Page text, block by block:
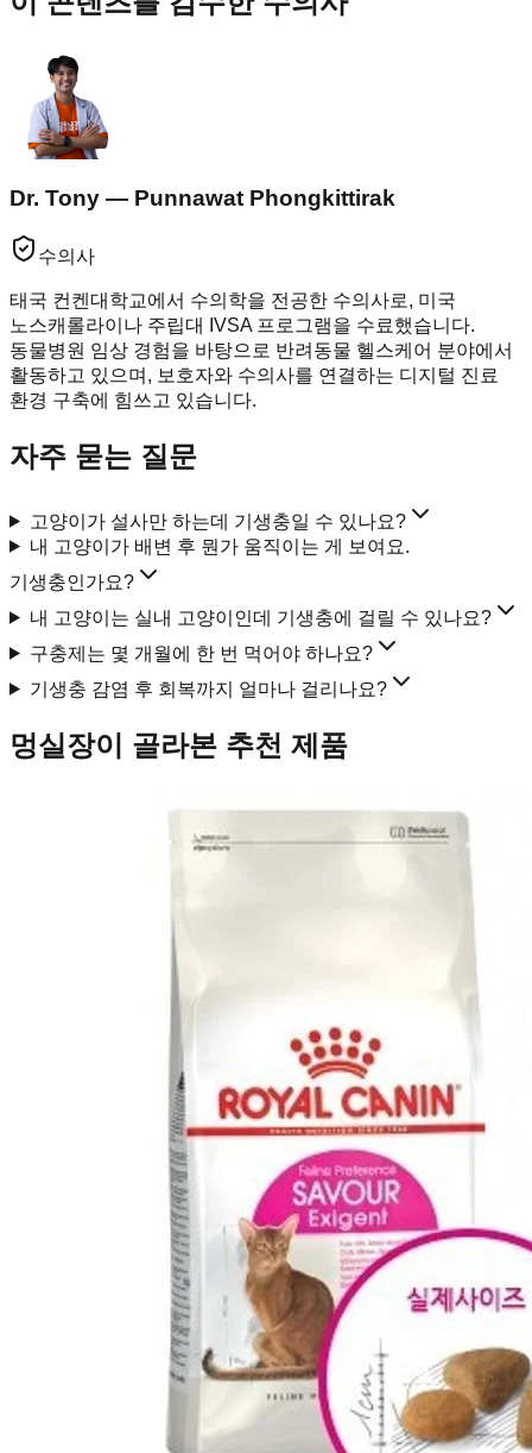
Dr. Tony — Punnawat Phongkittirak
수의사
태국 컨켄대학교에서 수의학을 전공한 수의사로, 미국
노스캐롤라이나 주립대 IVSA 프로그램을 수료했습니다.
동물병원 임상 경험을 바탕으로 반려동물 헬스케어 분야에서
활동하고 있으며, 보호자와 수의사를 연결하는 디지털 진료
환경 구축에 힘쓰고 있습니다.
자주 묻는 질문
고양이가 설사만 하는데 기생충일 수 있나요?
내 고양이가 배변 후 뭔가 움직이는 게 보여요.
기생충인가요?
내 고양이는 실내 고양이인데 기생충에 걸릴 수 있나요?
구충제는 몇 개월에 한 번 먹어야 하나요?
기생충 감염 후 회복까지 얼마나 걸리나요?
멍실장이 골라본 추천 제품